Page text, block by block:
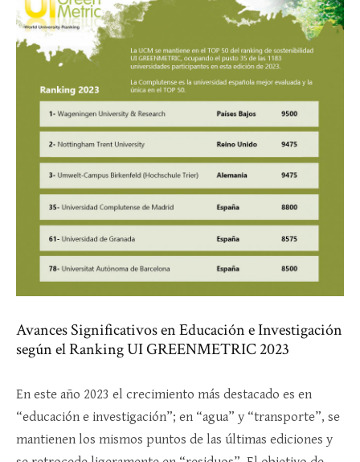
Avances Significativos en Educación e Investigación
según el Ranking UI GREENMETRIC 2023
En este año 2023 el crecimiento más destacado es en
“educación e investigación”; en “agua” y “transporte”, se
mantienen los mismos puntos de las últimas ediciones y